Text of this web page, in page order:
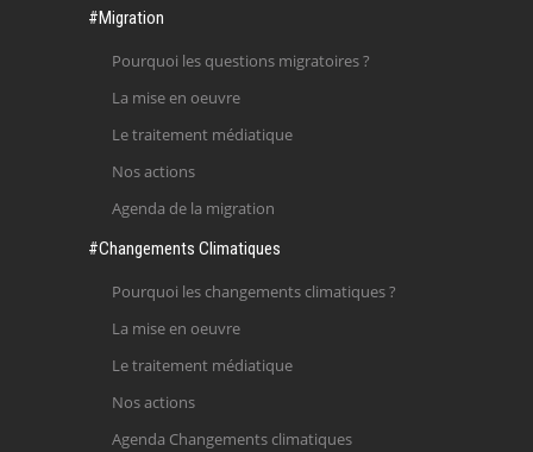
#Migration
Pourquoi les questions migratoires ?
La mise en oeuvre
Le traitement médiatique
Nos actions
Agenda de la migration
#Changements Climatiques
Pourquoi les changements climatiques ?
La mise en oeuvre
Le traitement médiatique
Nos actions
Agenda Changements climatiques